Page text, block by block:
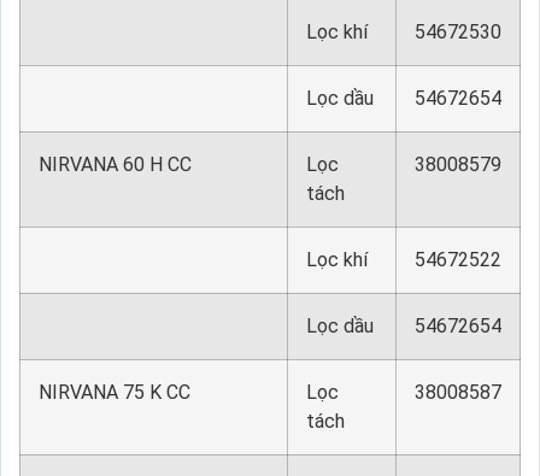
Lọc khí 54672530
Lọc dầu 54672654
NIRVANA 60 H CC
Lọc
tách
38008579
Lọc khí 54672522
Lọc dầu 54672654
NIRVANA 75 K CC
Lọc
tách
38008587